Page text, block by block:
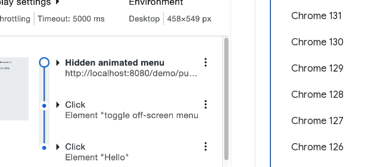
Chrome 131
Chrome 130
Chrome 129
Chrome 128
Chrome 127
Chrome 126